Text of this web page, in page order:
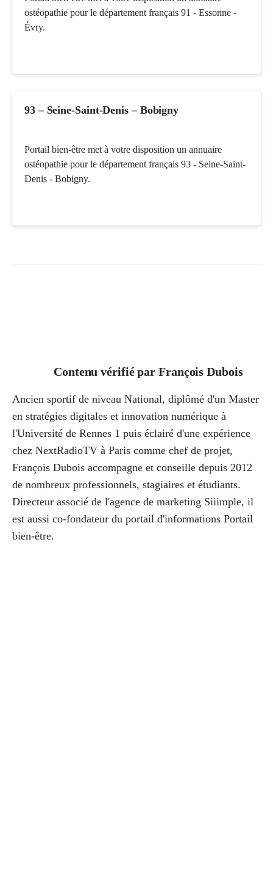
ostéopathie pour le département français 91 - Essonne -
Évry.
93 – Seine-Saint-Denis – Bobigny
Portail bien-être met à votre disposition un annuaire
ostéopathie pour le département français 93 - Seine-Saint-
Denis - Bobigny.
Contenu vérifié par François Dubois
Ancien sportif de niveau National, diplômé d'un Master
en stratégies digitales et innovation numérique à
l'Université de Rennes 1 puis éclairé d'une expérience
chez NextRadioTV à Paris comme chef de projet,
François Dubois accompagne et conseille depuis 2012
de nombreux professionnels, stagiaires et étudiants.
Directeur associé de l'agence de marketing Siiimple, il
est aussi co-fondateur du portail d'informations Portail
bien-être.